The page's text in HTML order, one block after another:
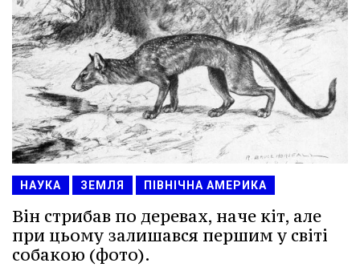
НАУКА ЗЕМЛЯ ПІВНІЧНА АМЕРИКА
Він стрибав по деревах, наче кіт, але
при цьому залишався першим у світі
собакою (фото).